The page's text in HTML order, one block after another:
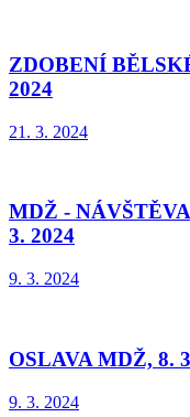
ZDOBENÍ
2024
21. 3. 2024
MDŽ -
3. 2024
9. 3. 2024
OSLAVA MDŽ, 8.
9. 3. 2024